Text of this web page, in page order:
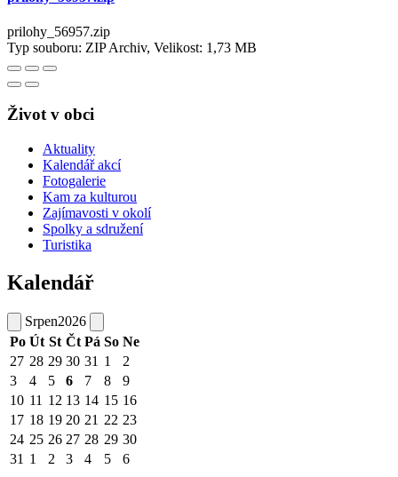
prilohy_56957.zip
Typ souboru: ZIP Archiv, Velikost: 1,73 MB
Život v obci
Aktuality
Kalendář akcí
Fotogalerie
Kam za kulturou
Zajímavosti v okolí
Spolky a sdružení
Turistika
Kalendář
Srpen2026
Po Út St Čt Pá So Ne
27 28 29 30 31 1
2
3
4 5 6 7 8
9
10 11 12 13 14 15 16
17 18 19 20 21 22 23
24 25 26 27 28 29 30
31 1 2 3 4 5 6